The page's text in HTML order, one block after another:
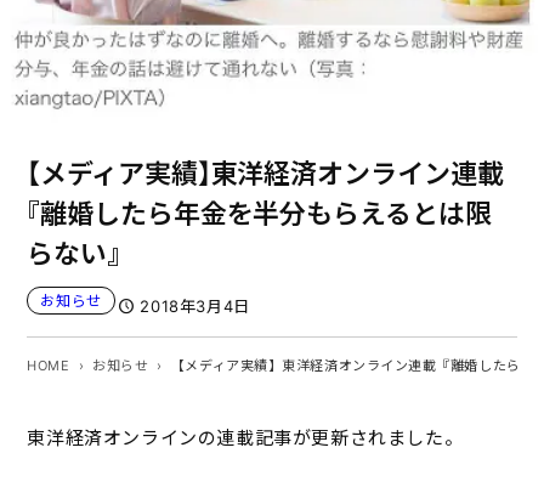
【メディア実績】東洋経済オンライン連載
『離婚したら年金を半分もらえるとは限
らない』
お知らせ 2018年3月4日
HOME お知らせ 【メディア実績】東洋経済オンライン連載『離婚したら
東洋経済オンラインの連載記事が更新されました。